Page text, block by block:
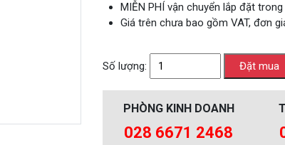
MIỄN PHÍ vận chuyển lắp đặt
Giá trên chưa bao gồm VAT, đơn
Số lượng:
PHÒNG KINH DOANH
028 6671 2468